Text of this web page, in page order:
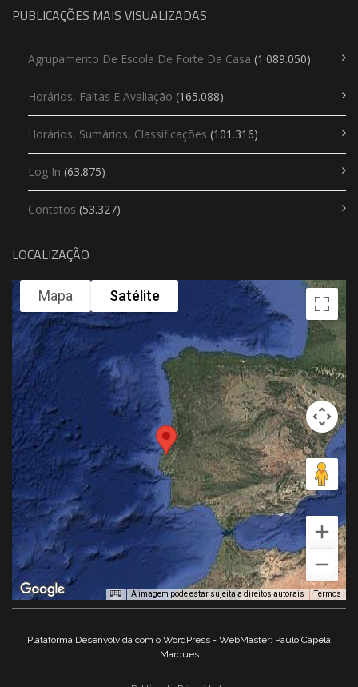
PUBLICAÇÕES MAIS VISUALIZADAS
Agrupamento De Escola De Forte Da Casa (1.089.050)
Horários, Faltas E Avaliação (165.088)
Horários, Sumários, Classificações (101.316)
Log In (63.875)
Contatos (53.327)
LOCALIZAÇÃO
Mapa Satélite
A imagem pode estar sujeita a direitos autorais Termos
Plataforma Desenvolvida com o WordPress - WebMaster: Paulo Capela
Marques